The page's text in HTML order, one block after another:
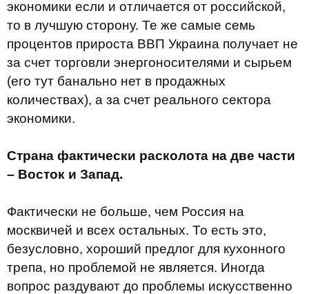
экономики если и отличается от российской,
то в лучшую сторону. Те же самые семь
процентов прироста ВВП Украина получает не
за счет торговли энергоносителями и сырьем
(его тут банально нет в продажных
количествах), а за счет реального сектора
экономики.
Страна фактически расколота на две части
– Восток и Запад.
Фактически не больше, чем Россия на
москвичей и всех остальных. То есть это,
безусловно, хороший предлог для кухонного
трепа, но проблемой не является. Иногда
вопрос раздувают до проблемы искусственно